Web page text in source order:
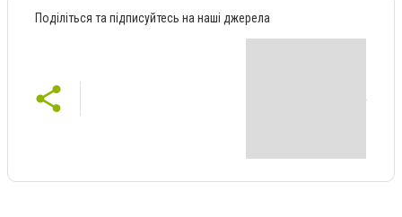
Поділіться та підписуйтесь на наші джерела